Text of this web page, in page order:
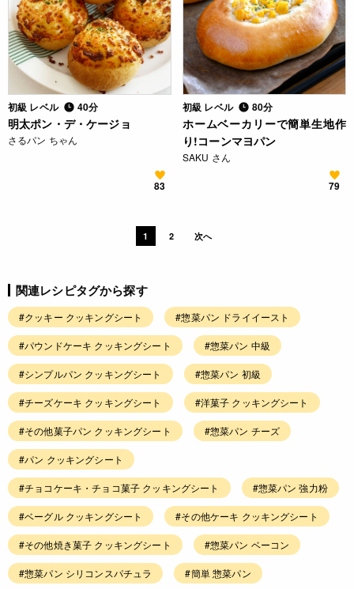
初級 レベル 40分
明太ポン・デ・ケージョ
さるパン ちゃん
83
初級 レベル 80分
ホームベーカリーで簡単生地作
り!コーンマヨパン
SAKU さん
79
1 2 次へ
関連レシピタグから探す
#クッキー クッキングシート #惣菜パン ドライイースト
#パウンドケーキ クッキングシート #惣菜パン 中級
#シンプルパン クッキングシート #惣菜パン 初級
#チーズケーキ クッキングシート #洋菓子 クッキングシート
#その他菓子パン クッキングシート #惣菜パン チーズ
#パン クッキングシート
#チョコケーキ・チョコ菓子 クッキングシート #惣菜パン 強力粉
#ベーグル クッキングシート #その他ケーキ クッキングシート
#その他焼き菓子 クッキングシート #惣菜パン ベーコン
#惣菜パン シリコンスパチュラ #簡単 惣菜パン